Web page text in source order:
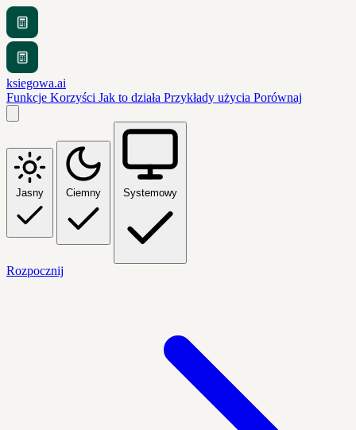
ksiegowa.ai
Funkcje Korzyści Jak to działa Przykłady użycia Porównaj
Jasny Ciemny Systemowy
Rozpocznij